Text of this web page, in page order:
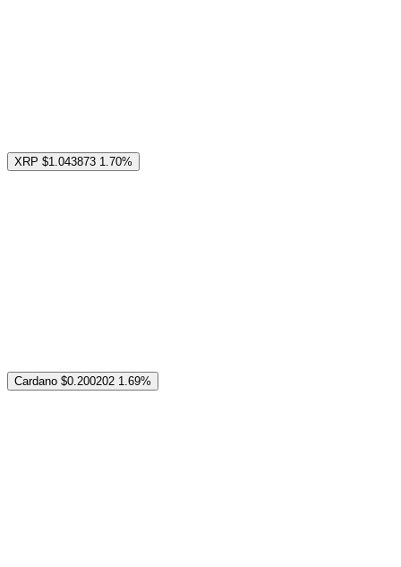
XRP $1.043873 1.70%
Cardano $0.200202 1.69%